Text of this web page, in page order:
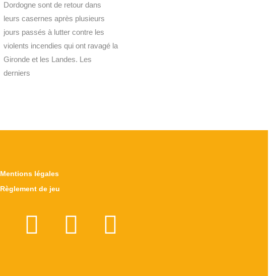
Dordogne sont de retour dans
leurs casernes après plusieurs
jours passés à lutter contre les
violents incendies qui ont ravagé la
Gironde et les Landes. Les
derniers
Mentions légales
Règlement de jeu